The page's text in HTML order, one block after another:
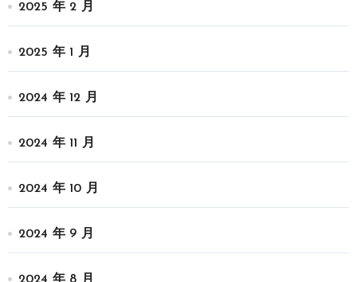
2025 年 2 月
2025 年 1 月
2024 年 12 月
2024 年 11 月
2024 年 10 月
2024 年 9 月